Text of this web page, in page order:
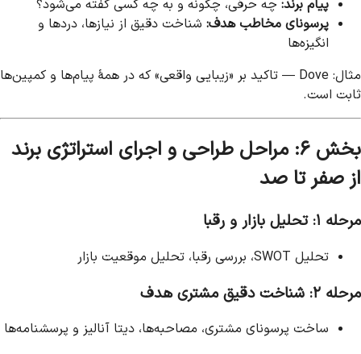
پیام برند: چه حرفی، چگونه و به چه کسی گفته می‌شود؟
پرسونای مخاطب هدف: شناخت دقیق از نیازها، دردها و
انگیزه‌ها
مثال: Dove — تاکید بر «زیبایی واقعی» که در همهٔ پیام‌ها و کمپین‌ها
ثابت است.
بخش ۶: مراحل طراحی و اجرای استراتژی برند
از صفر تا صد
مرحله ۱: تحلیل بازار و رقبا
تحلیل SWOT، بررسی رقبا، تحلیل موقعیت بازار
مرحله ۲: شناخت دقیق مشتری هدف
ساخت پرسونای مشتری، مصاحبه‌ها، دیتا آنالیز و پرسشنامه‌ها